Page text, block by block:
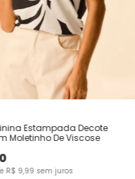
Estampada Decote
Moletinho De Viscose
R$ 9,99 sem juros